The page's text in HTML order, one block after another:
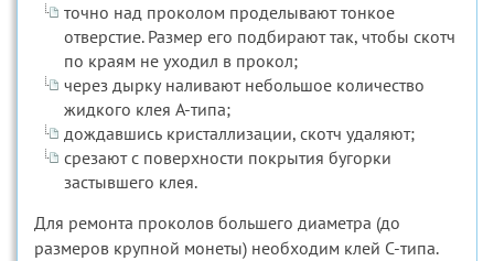
точно над проколом проделывают тонкое
отверстие. Размер его подбирают так, чтобы скотч
по краям не уходил в прокол;
через дырку наливают небольшое количество
жидкого клея A-типа;
дождавшись кристаллизации, скотч удаляют;
срезают с поверхности покрытия бугорки
застывшего клея.
Для ремонта проколов большего диаметра (до
размеров крупной монеты) необходим клей C-типа.